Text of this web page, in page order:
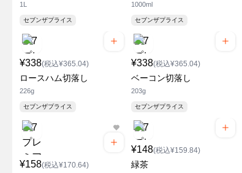
1L
セブンザプライス
1000ml
セブンザプライス
¥338(税込¥365.04)
ロースハム切落し
226g
セブンザプライス
¥338(税込¥365.04)
ベーコン切落し
203g
セブンザプライス
¥158(税込¥170.64)
¥148(税込¥159.84)
緑茶